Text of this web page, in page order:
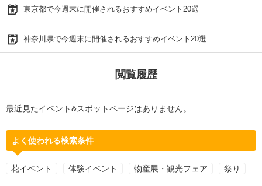
東京都で今週末に開催されるおすすめイベント20選
神奈川県で今週末に開催されるおすすめイベント20選
閲覧履歴
最近見たイベント&スポットページはありません。
よく使われる検索条件
花イベント 体験イベント 物産展・観光フェア 祭り